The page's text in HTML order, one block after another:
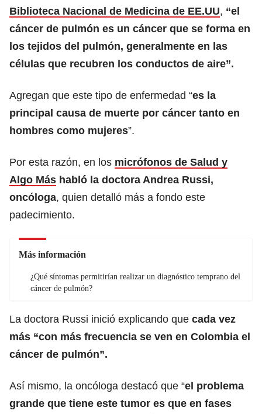
Biblioteca Nacional de Medicina de EE.UU, “el
cáncer de pulmón es un cáncer que se forma en
los tejidos del pulmón, generalmente en las
células que recubren los conductos de aire”.
Agregan que este tipo de enfermedad “es la
principal causa de muerte por cáncer tanto en
hombres como mujeres”.
Por esta razón, en los micrófonos de Salud y
Algo Más habló la doctora Andrea Russi,
oncóloga, quien detalló más a fondo este
padecimiento.
Más información
¿Qué síntomas permitirían realizar un diagnóstico temprano del
cáncer de pulmón?
La doctora Russi inició explicando que cada vez
más “con más frecuencia se ven en Colombia el
cáncer de pulmón”.
Así mismo, la oncóloga destacó que “el problema
grande que tiene este tumor es que en fases